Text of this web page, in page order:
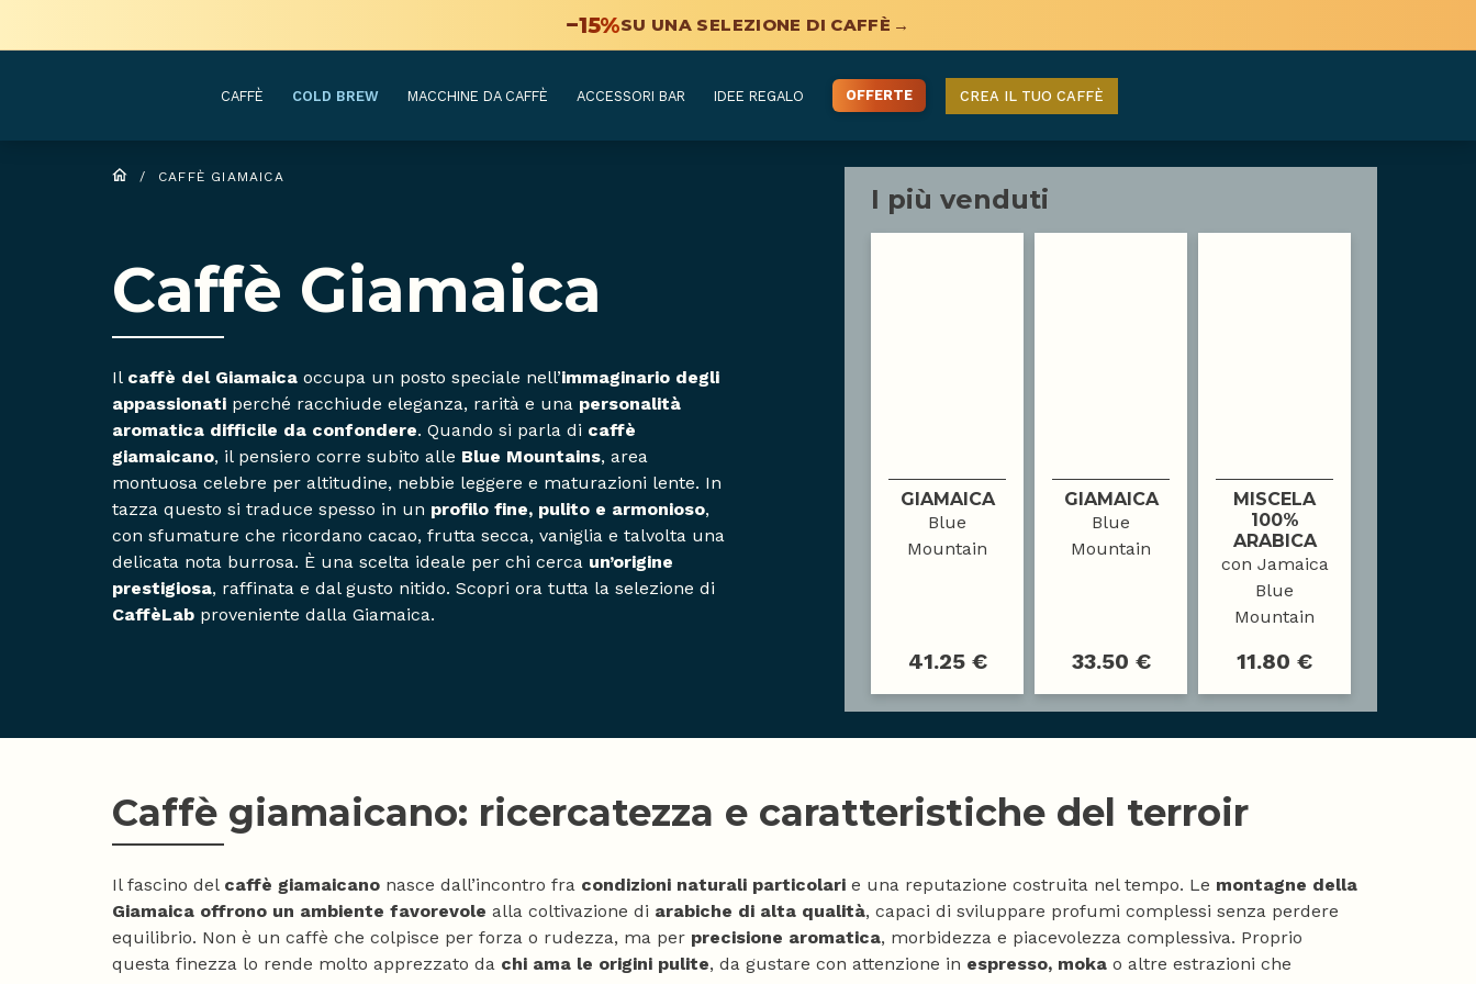
−15%SU UNA SELEZIONE DI CAFFÈ →
CAFFÈ COLD BREW MACCHINE DA CAFFÈ ACCESSORI BAR IDEE REGALO OFFERTE CREA IL TUO CAFFÈ
/ CAFFÈ GIAMAICA
Caffè Giamaica
Il caffè del Giamaica occupa un posto speciale nell’immaginario degli
appassionati perché racchiude eleganza, rarità e una personalità
aromatica difficile da confondere. Quando si parla di caffè
giamaicano, il pensiero corre subito alle Blue Mountains, area
montuosa celebre per altitudine, nebbie leggere e maturazioni lente. In
tazza questo si traduce spesso in un profilo fine, pulito e armonioso,
con sfumature che ricordano cacao, frutta secca, vaniglia e talvolta una
delicata nota burrosa. È una scelta ideale per chi cerca un’origine
prestigiosa, raffinata e dal gusto nitido. Scopri ora tutta la selezione di
CaffèLab proveniente dalla Giamaica.
I più venduti
GIAMAICA
Blue
Mountain
41.25 €
GIAMAICA
Blue
Mountain
33.50 €
MISCELA
100%
ARABICA
con Jamaica
Blue
Mountain
11.80 €
Caffè giamaicano: ricercatezza e caratteristiche del terroir
Il fascino del caffè giamaicano nasce dall’incontro fra condizioni naturali particolari e una reputazione costruita nel tempo. Le montagne della
Giamaica offrono un ambiente favorevole alla coltivazione di arabiche di alta qualità, capaci di sviluppare profumi complessi senza perdere
equilibrio. Non è un caffè che colpisce per forza o rudezza, ma per precisione aromatica, morbidezza e piacevolezza complessiva. Proprio
questa finezza lo rende molto apprezzato da chi ama le origini pulite, da gustare con attenzione in espresso, moka o altre estrazioni che